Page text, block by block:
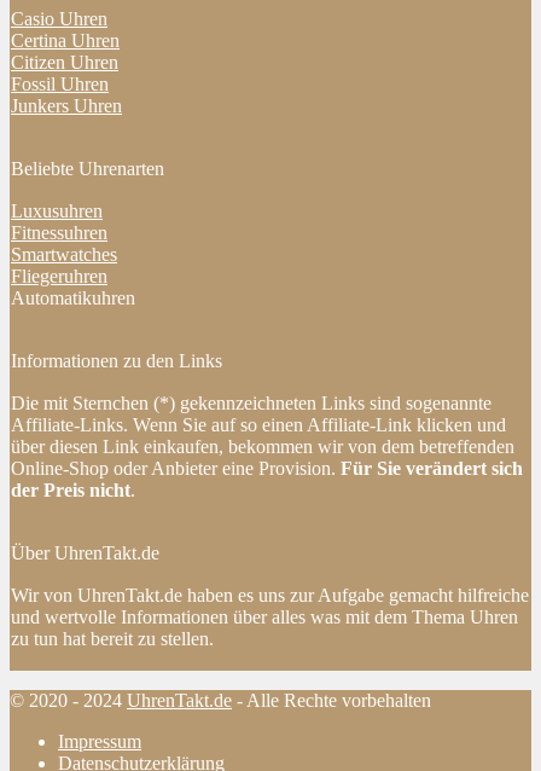
Casio Uhren
Certina Uhren
Citizen Uhren
Fossil Uhren
Junkers Uhren
Beliebte Uhrenarten
Luxusuhren
Fitnessuhren
Smartwatches
Fliegeruhren
Automatikuhren
Informationen zu den Links
Die mit Sternchen (*) gekennzeichneten Links sind sogenannte
Affiliate-Links. Wenn Sie auf so einen Affiliate-Link klicken und
über diesen Link einkaufen, bekommen wir von dem betreffenden
Online-Shop oder Anbieter eine Provision. Für Sie verändert sich
der Preis nicht.
Über UhrenTakt.de
Wir von UhrenTakt.de haben es uns zur Aufgabe gemacht hilfreiche
und wertvolle Informationen über alles was mit dem Thema Uhren
zu tun hat bereit zu stellen.
© 2020 - 2024 UhrenTakt.de - Alle Rechte vorbehalten
Impressum
Datenschutzerklärung